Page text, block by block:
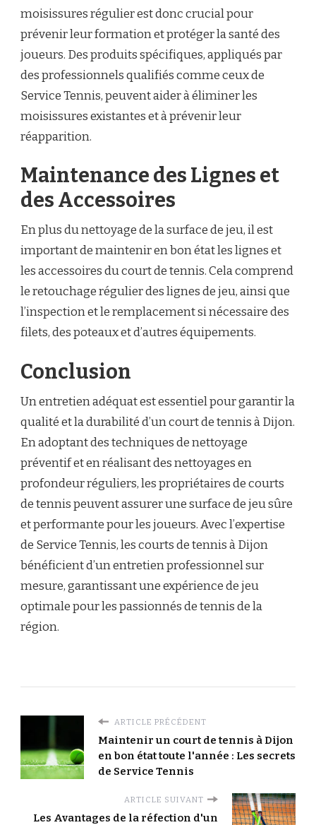
moisissures régulier est donc crucial pour
prévenir leur formation et protéger la santé des
joueurs. Des produits spécifiques, appliqués par
des professionnels qualifiés comme ceux de
Service Tennis, peuvent aider à éliminer les
moisissures existantes et à prévenir leur
réapparition.
Maintenance des Lignes et
des Accessoires
En plus du nettoyage de la surface de jeu, il est
important de maintenir en bon état les lignes et
les accessoires du court de tennis. Cela comprend
le retouchage régulier des lignes de jeu, ainsi que
l’inspection et le remplacement si nécessaire des
filets, des poteaux et d’autres équipements.
Conclusion
Un entretien adéquat est essentiel pour garantir la
qualité et la durabilité d’un court de tennis à Dijon.
En adoptant des techniques de nettoyage
préventif et en réalisant des nettoyages en
profondeur réguliers, les propriétaires de courts
de tennis peuvent assurer une surface de jeu sûre
et performante pour les joueurs. Avec l’expertise
de Service Tennis, les courts de tennis à Dijon
bénéficient d’un entretien professionnel sur
mesure, garantissant une expérience de jeu
optimale pour les passionnés de tennis de la
région.
ARTICLE PRÉCÉDENT
Maintenir un court de tennis à Dijon
en bon état toute l'année : Les secrets
de Service Tennis
ARTICLE SUIVANT
Les Avantages de la réfection d'un